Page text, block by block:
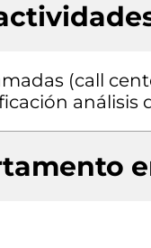
(call
análisis